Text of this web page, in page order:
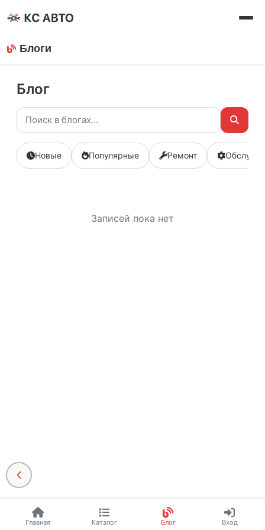
Блоги
Блог
Новые Популярные Ремонт
Записей пока нет
Главная Каталог Блог Вход